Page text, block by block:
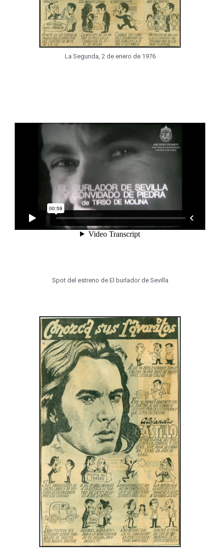
La Segunda, 2 de enero de 1976
Spot del estreno de El burlador de Sevilla